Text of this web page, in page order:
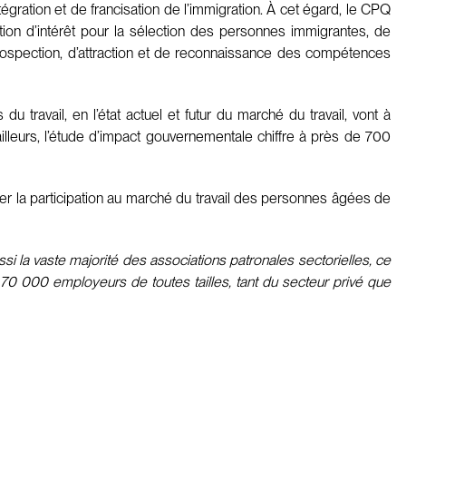
et de francisation de l’immigration. À cet égard, le CPQ
d’intérêt pour la sélection des personnes immigrantes, de
d’attraction et de reconnaissance des compétences
travail, en l’état actuel et futur du marché du travail, vont à
l’étude d’impact gouvernementale chiffre à près de 700
la participation au marché du travail des personnes âgées de
la vaste majorité des associations patronales sectorielles, ce
000 employeurs de toutes tailles, tant du secteur privé que